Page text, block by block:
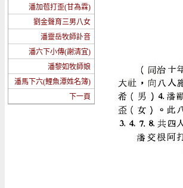
潘加苞打歪(甘為霖)
劉金聲育三男八女
潘靈岳牧師訃音
潘六下小傳(謝清宜)
潘黎如牧師娘
潘馬下六(鯉魚潭姓名簿)
下一頁